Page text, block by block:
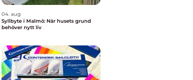
04. aug
Syllbyte i Malmö: När husets grund
behöver nytt liv